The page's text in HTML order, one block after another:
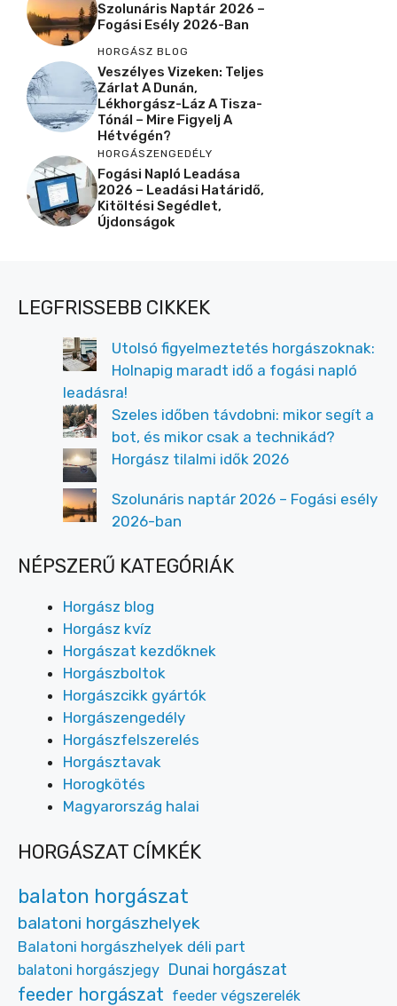
Szolunáris Naptár 2026 –
Fogási Esély 2026-Ban
HORGÁSZ BLOG
Veszélyes Vizeken: Teljes
Zárlat A Dunán,
Lékhorgász-Láz A Tisza-
Tónál – Mire Figyelj A
Hétvégén?
HORGÁSZENGEDÉLY
Fogási Napló Leadása
2026 – Leadási Határidő,
Kitöltési Segédlet,
Újdonságok
LEGFRISSEBB CIKKEK
Utolsó figyelmeztetés horgászoknak:
Holnapig maradt idő a fogási napló
leadásra!
Szeles időben távdobni: mikor segít a
bot, és mikor csak a technikád?
Horgász tilalmi idők 2026
Szolunáris naptár 2026 – Fogási esély
2026-ban
NÉPSZERŰ KATEGÓRIÁK
Horgász blog
Horgász kvíz
Horgászat kezdőknek
Horgászboltok
Horgászcikk gyártók
Horgászengedély
Horgászfelszerelés
Horgásztavak
Horogkötés
Magyarország halai
HORGÁSZAT CÍMKÉK
balaton horgászat
balatoni horgászhelyek
Balatoni horgászhelyek déli part
balatoni horgászjegy Dunai horgászat
feeder horgászat feeder végszerelék